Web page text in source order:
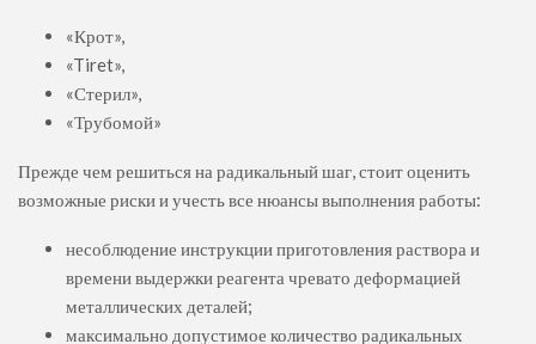
«Крот»,
«Tiret»,
«Стерил»,
«Трубомой»
Прежде чем решиться на радикальный шаг, стоит оценить
возможные риски и учесть все нюансы выполнения работы:
несоблюдение инструкции приготовления раствора и
времени выдержки реагента чревато деформацией
металлических деталей;
максимально допустимое количество радикальных